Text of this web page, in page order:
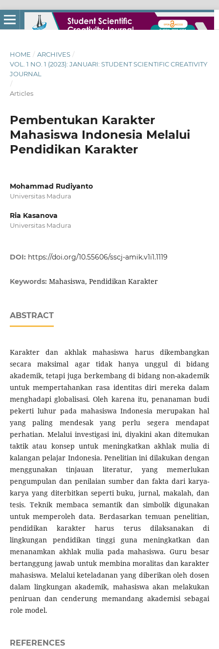
HOME / ARCHIVES /
VOL. 1 NO. 1 (2023): JANUARI: STUDENT SCIENTIFIC CREATIVITY
JOURNAL
/
Articles
Pembentukan Karakter
Mahasiswa Indonesia Melalui
Pendidikan Karakter
Mohammad Rudiyanto
Universitas Madura
Ria Kasanova
Universitas Madura
DOI: https://doi.org/10.55606/sscj-amik.v1i1.1119
Keywords: Mahasiswa, Pendidikan Karakter
ABSTRACT
Karakter dan akhlak mahasiswa harus dikembangkan
secara maksimal agar tidak hanya unggul di bidang
akademik, tetapi juga berkembang di bidang non-akademik
untuk mempertahankan rasa identitas diri mereka dalam
menghadapi globalisasi. Oleh karena itu, penanaman budi
pekerti luhur pada mahasiswa Indonesia merupakan hal
yang paling mendesak yang perlu segera mendapat
perhatian. Melalui investigasi ini, diyakini akan ditemukan
taktik atau konsep untuk meningkatkan akhlak mulia di
kalangan pelajar Indonesia. Penelitian ini dilakukan dengan
menggunakan tinjauan literatur, yang memerlukan
pengumpulan dan penilaian sumber dan fakta dari karya-
karya yang diterbitkan seperti buku, jurnal, makalah, dan
tesis. Teknik membaca semantik dan simbolik digunakan
untuk memperoleh data. Berdasarkan temuan penelitian,
pendidikan karakter harus terus dilaksanakan di
lingkungan pendidikan tinggi guna meningkatkan dan
menanamkan akhlak mulia pada mahasiswa. Guru besar
bertanggung jawab untuk membina moralitas dan karakter
mahasiswa. Melalui keteladanan yang diberikan oleh dosen
dalam lingkungan akademik, mahasiswa akan melakukan
peniruan dan cenderung memandang akademisi sebagai
role model.
REFERENCES